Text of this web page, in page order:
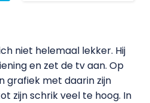
niet helemaal lekker. Hij
en zet de tv aan. Op
grafiek met daarin zijn
zijn schrik veel te hoog. In